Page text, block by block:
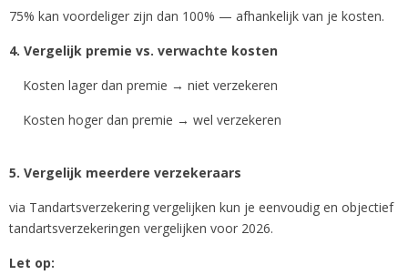
75% kan voordeliger zijn dan 100% — afhankelijk van je kosten.
4. Vergelijk premie vs. verwachte kosten
Kosten lager dan premie → niet verzekeren
Kosten hoger dan premie → wel verzekeren
5. Vergelijk meerdere verzekeraars
via Tandartsverzekering vergelijken kun je eenvoudig en objectief
tandartsverzekeringen vergelijken voor 2026.
Let op: